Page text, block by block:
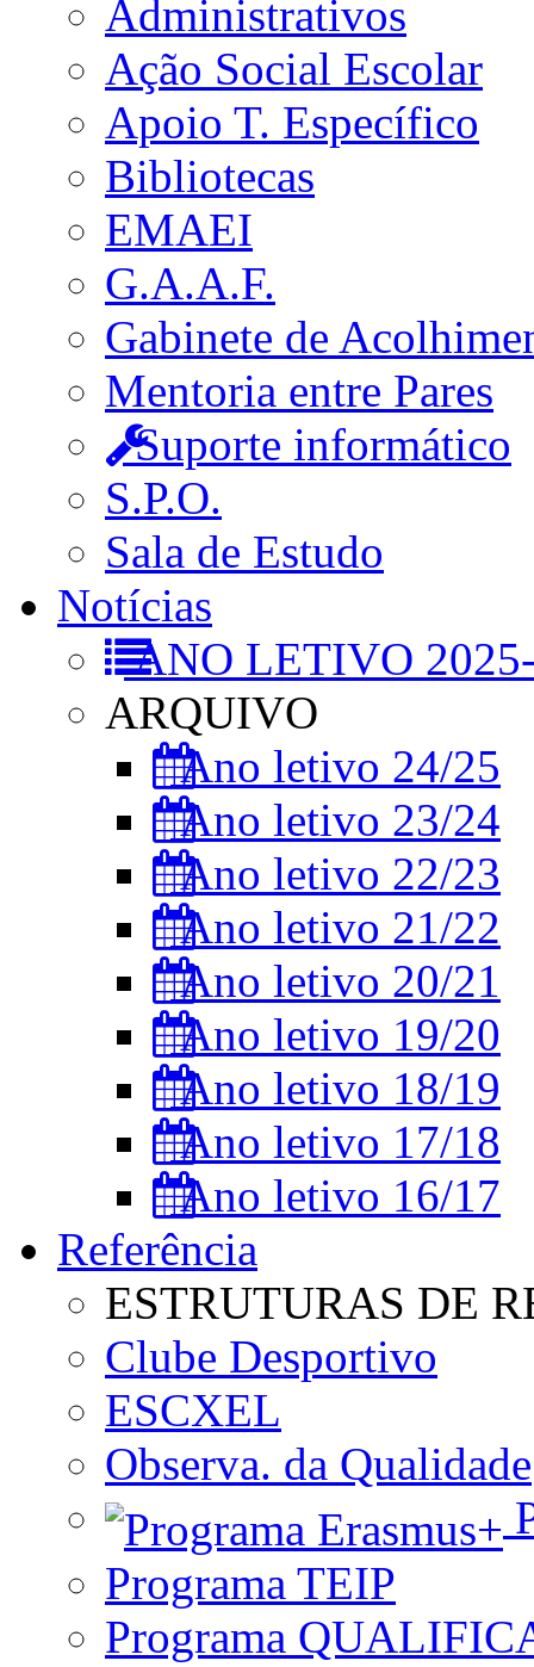
Administrativos
Ação Social Escolar
Apoio T. Específico
Bibliotecas
EMAEI
G.A.A.F.
Gabinete de
Mentoria entre Pares
Suporte informático
S.P.O.
Sala de Estudo
Notícias
ANO LETIVO
ARQUIVO
Ano letivo 24/25
Ano letivo 23/24
Ano letivo 22/23
Ano letivo 21/22
Ano letivo 20/21
Ano letivo 19/20
Ano letivo 18/19
Ano letivo 17/18
Ano letivo 16/17
Referência
ESTRUTURAS DE
Clube Desportivo
ESCXEL
Observa. da Qualidade
Programa TEIP
Programa